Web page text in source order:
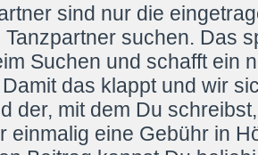
sind nur die
suchen. Das
Suchen und schafft ein
das klappt und wir
der, mit dem Du
einmalig eine Gebühr in